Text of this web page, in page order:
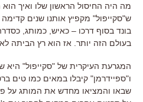
ש"סקייפול" מקפיץ אותנו שנים
בונד בסוף דרכו – כאיש, כמותג,
בעולם הזה יותר. אז הוא רץ הביתה
המגרעת העיקרית של "סקייפול" היא
ו"ספיידרמן" קיבלו במאים כמו טים
שבאו והמציאו מחדש את המותג על